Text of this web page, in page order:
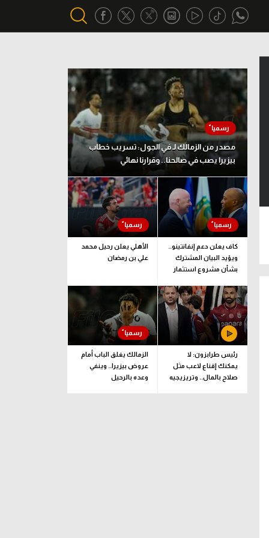
أقسام خاصة
Gamers
ميركاتو
تحقيق في الجول
تقرير في الجول
تحليل في الجول
حكايات في الجول
كويز في الجول
فيديو في الجول
مصدر من الزمالك لـ في الجول: تسريب خطاب
بيزيرا يصب في صالحنا.. وقرارنا نهائي
كاف يعلن دعم إنفانتينو..
ويؤيد البيان المشترك
بشأن مشروع استثمار
الأهلي يعلن رحيل محمد
علي بن رمضان
رئيس طرابزون: لا
يمكنك إقناع لاعب مثل
صلاح بالمال.. وتريزيجيه
الزمالك يغلق الباب أمام
عروض بيزيرا.. وينفي
وعده بالرحيل